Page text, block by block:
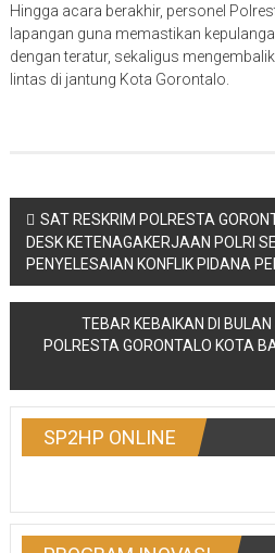
Hingga acara berakhir, personel
lapangan guna memastikan
dengan teratur, sekaligus
lintas di jantung Kota Gorontalo.
Post
navigation
SAT RESKRIM POLRESTA
DESK KETENAGAKERJAAN POLRI
PENYELESAIAN KONFLIK PIDANA
TEBAR KEBAIKAN DI
POLRESTA GORONTALO KOTA
SP2HP ONLINE